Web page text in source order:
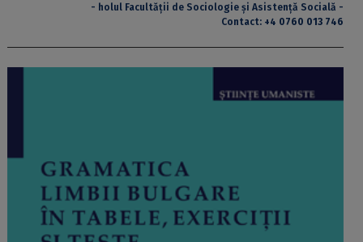
- holul Facultății de Sociologie și Asistență Socială -
Contact: +4 0760 013 746